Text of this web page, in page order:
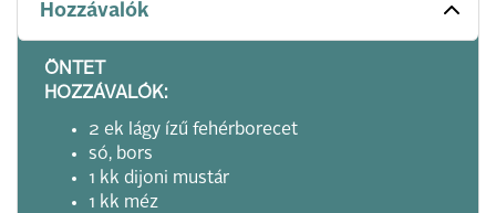
Hozzávalók
ÖNTET
HOZZÁVALÓK:
2 ek lágy ízű fehérborecet
só, bors
1 kk dijoni mustár
1 kk méz